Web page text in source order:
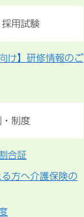
用試験
け】研修情報のご
・制度
合証
方へ介護保険の